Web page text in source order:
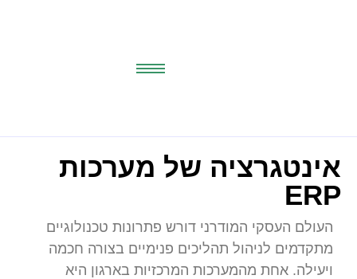
אינטגרציה של מערכות
ERP
העולם העסקי המודרני דורש פתרונות טכנולוגיים
מתקדמים לניהול תהליכים פנימיים בצורה חכמה
ויעילה. אחת מהמערכות המרכזיות בארגון היא